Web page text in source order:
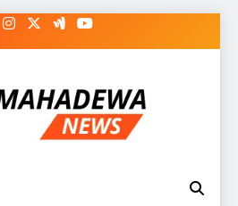
NEWS